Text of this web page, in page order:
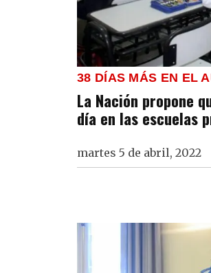
38 DÍAS MÁS EN EL
La Nación propone
día en las escuelas
martes 5 de abril, 2022